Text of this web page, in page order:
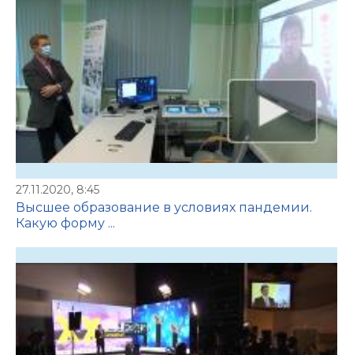
27.11.2020, 8:45
Высшее образование в условиях пандемии.
Какую форму ...